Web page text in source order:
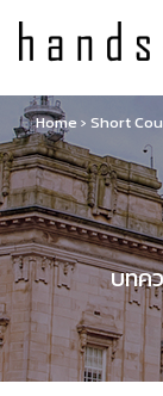
Home › Short
บทค